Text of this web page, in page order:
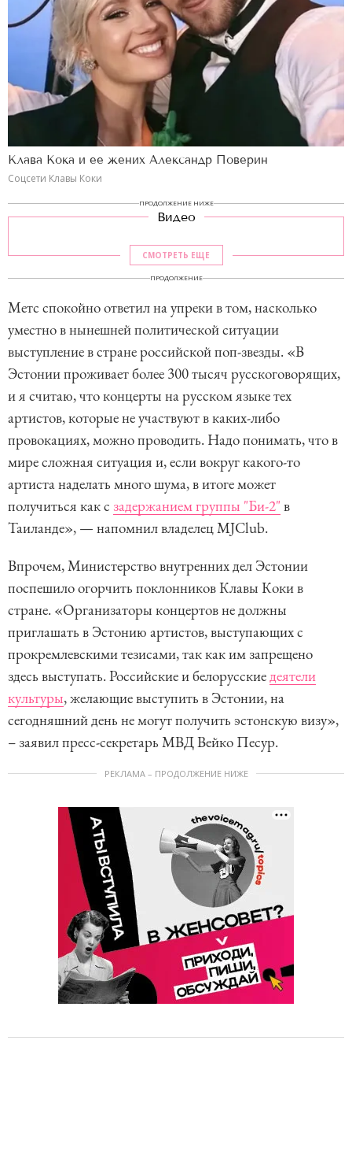
Клава Кока и ее жених Александр Поверин
Соцсети Клавы Коки
ПРОДОЛЖЕНИЕ НИЖЕ
Видео
СМОТРЕТЬ ЕЩЕ
ПРОДОЛЖЕНИЕ
Метс спокойно ответил на упреки в том, насколько
уместно в нынешней политической ситуации
выступление в стране российской поп-звезды. «В
Эстонии проживает более 300 тысяч русскоговорящих,
и я считаю, что концерты на русском языке тех
артистов, которые не участвуют в каких-либо
провокациях, можно проводить. Надо понимать, что в
мире сложная ситуация и, если вокруг какого-то
артиста наделать много шума, в итоге может
получиться как с задержанием группы "Би-2" в
Таиланде», — напомнил владелец MJClub.
Впрочем, Министерство внутренних дел Эстонии
поспешило огорчить поклонников Клавы Коки в
стране. «Организаторы концертов не должны
приглашать в Эстонию артистов, выступающих с
прокремлевскими тезисами, так как им запрещено
здесь выступать. Российские и белорусскиедеятели
культуры, желающие выступить в Эстонии, на
сегодняшний день не могут получить эстонскую визу»,
– заявил пресс-секретарь МВД Вейко Песур.
РЕКЛАМА – ПРОДОЛЖЕНИЕ НИЖЕ